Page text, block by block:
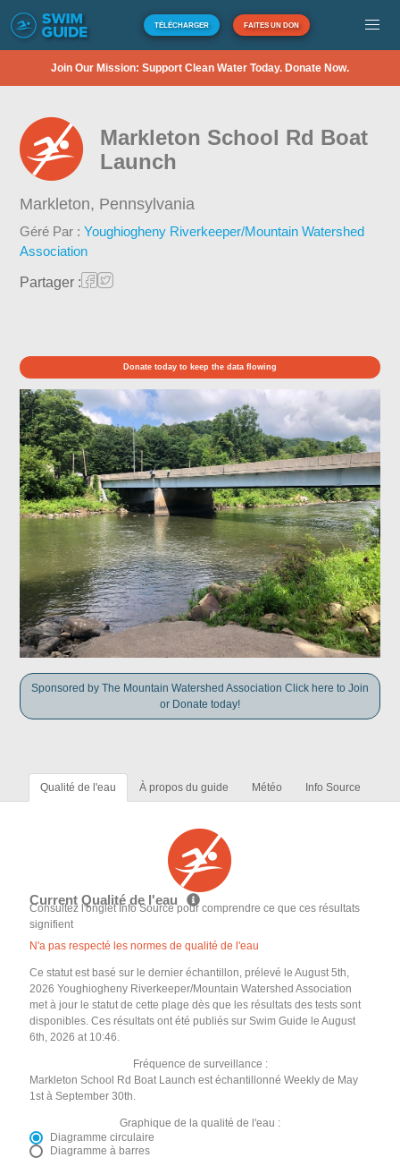
TÉLÉCHARGER FAITES UN DON
Join Our Mission: Support Clean Water Today. Donate Now.
Markleton School Rd Boat
Launch
Markleton, Pennsylvania
Géré Par :Youghiogheny Riverkeeper/Mountain Watershed
Association
Partager :
Donate today to keep the data flowing
Sponsored by The Mountain Watershed Association Click here to Join
or Donate today!
Qualité de l'eau À propos du guide Météo Info Source
Current Qualité de l'eau
Consultez l'onglet Info Source pour comprendre ce que ces résultats
signifient
N'a pas respecté les normes de qualité de l'eau
Ce statut est basé sur le dernier échantillon, prélevé le August 5th,
2026 Youghiogheny Riverkeeper/Mountain Watershed Association
met à jour le statut de cette plage dès que les résultats des tests sont
disponibles. Ces résultats ont été publiés sur Swim Guide le August
6th, 2026 at 10:46.
Fréquence de surveillance :
Markleton School Rd Boat Launch est échantillonné Weekly de May
1st à September 30th.
Graphique de la qualité de l'eau :
Diagramme circulaire
Diagramme à barres